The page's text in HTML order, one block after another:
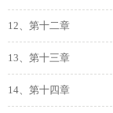
12、第十二章
13、第十三章
14、第十四章